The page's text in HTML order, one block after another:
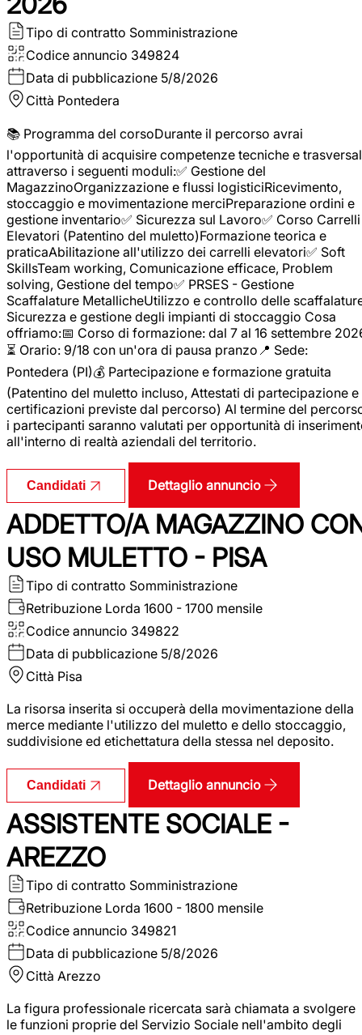
Tipo di contratto Somministrazione
Codice annuncio 349824
Data di pubblicazione 5/8/2026
Città Pontedera
📚 Programma del corsoDurante il percorso avrai
l'opportunità di acquisire competenze tecniche e
attraverso i seguenti moduli:✅ Gestione del
MagazzinoOrganizzazione e flussi logisticiRicevimento,
stoccaggio e movimentazione merciPreparazione ordini e
gestione inventario✅ Sicurezza sul Lavoro✅ Corso Carrelli
Elevatori (Patentino del muletto)Formazione teorica e
praticaAbilitazione all'utilizzo dei carrelli elevatori✅ Soft
SkillsTeam working, Comunicazione efficace, Problem
solving, Gestione del tempo✅ PRSES - Gestione
Scaffalature MetallicheUtilizzo e controllo delle
Sicurezza e gestione degli impianti di stoccaggio Cosa
offriamo:📅 Corso di formazione: dal 7 al 16 settembre
⏳ Orario: 9/18 con un'ora di pausa pranzo📍 Sede:
Pontedera (PI)💰 Partecipazione e formazione gratuita
(Patentino del muletto incluso, Attestati di partecipazione e
certificazioni previste dal percorso) Al termine del
i partecipanti saranno valutati per opportunità di
all'interno di realtà aziendali del territorio.
Candidati Dettaglio annuncio
ADDETTO/A MAGAZZINO
USO MULETTO - PISA
Tipo di contratto Somministrazione
Retribuzione Lorda 1600 - 1700 mensile
Codice annuncio 349822
Data di pubblicazione 5/8/2026
Città Pisa
La risorsa inserita si occuperà della movimentazione della
merce mediante l'utilizzo del muletto e dello stoccaggio,
suddivisione ed etichettatura della stessa nel deposito.
Candidati Dettaglio annuncio
ASSISTENTE SOCIALE -
AREZZO
Tipo di contratto Somministrazione
Retribuzione Lorda 1600 - 1800 mensile
Codice annuncio 349821
Data di pubblicazione 5/8/2026
Città Arezzo
La figura professionale ricercata sarà chiamata a svolgere
le funzioni proprie del Servizio Sociale nell'ambito degli